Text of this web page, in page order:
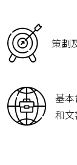
策劃
基
和